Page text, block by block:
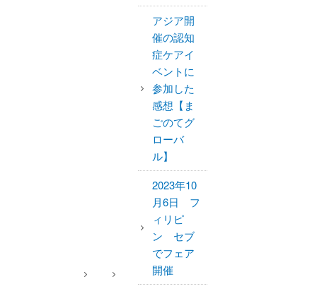
アジア開
催の認知
症ケアイ
ベントに
参加した
感想【ま
ごのてグ
ローバ
ル】
2023年10
月6日 フ
ィリピ
ン セブ
でフェア
開催